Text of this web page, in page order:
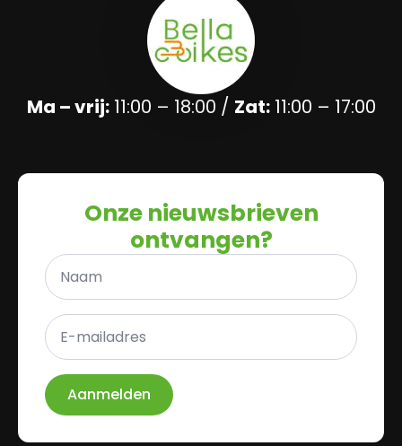
Ma – vrij:11:00 – 18:00 / Zat:11:00 – 17:00
Onze nieuwsbrieven
ontvangen?
Naam
E-
mailadres
*
Aanmelden